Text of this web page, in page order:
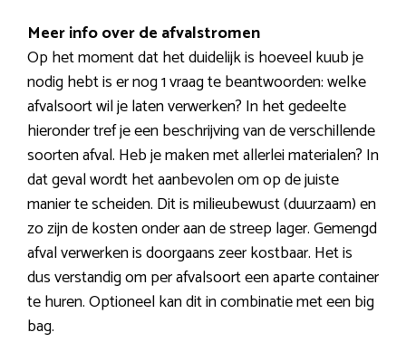
Meer info over de afvalstromen
Op het moment dat het duidelijk is hoeveel kuub je
nodig hebt is er nog 1 vraag te beantwoorden: welke
afvalsoort wil je laten verwerken? In het gedeelte
hieronder tref je een beschrijving van de verschillende
soorten afval. Heb je maken met allerlei materialen? In
dat geval wordt het aanbevolen om op de juiste
manier te scheiden. Dit is milieubewust (duurzaam) en
zo zijn de kosten onder aan de streep lager. Gemengd
afval verwerken is doorgaans zeer kostbaar. Het is
dus verstandig om per afvalsoort een aparte container
te huren. Optioneel kan dit in combinatie met een big
bag.